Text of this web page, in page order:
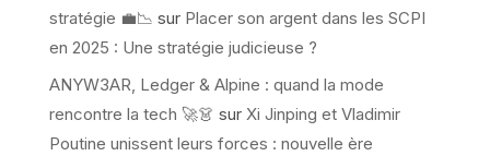
stratégie 💼📉 sur Placer son argent dans les SCPI
en 2025 : Une stratégie judicieuse ?
ANYW3AR, Ledger & Alpine : quand la mode
rencontre la tech 🚀👗 sur Xi Jinping et Vladimir
Poutine unissent leurs forces : nouvelle ère